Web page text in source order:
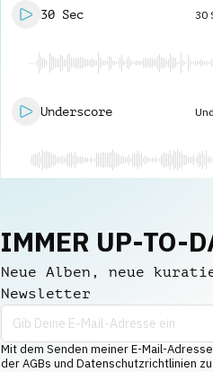
30 Sec 30
Underscore
IMMER UP-TO-
Neue Alben, neue
Newsletter
Mit dem Senden meiner E-Mail-
der AGBs und Datenschutzrichtlinien